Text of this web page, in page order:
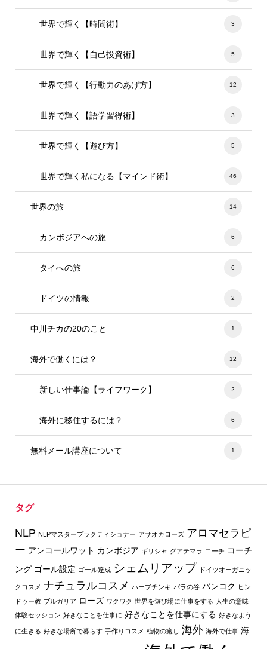
世界で輝く【時間術】 3
世界で輝く【自己投資術】 5
世界で輝く【行動力のあげ方】 12
世界で輝く【語学習得術】 3
世界で輝く【遊び方】 5
世界で輝く私になる【マインド術】 46
世界の旅 14
カンボジアへの旅 6
タイへの旅 6
ドイツの情報 2
中川チカの20のこと 1
海外で働くには？ 12
新しい仕事論【ライフワーク】 2
海外に移住するには？ 6
無料メール講座について 1
タグ
NLP NLPマスタープラクティショナー アサオカローズ アロマセラピ
ー アンコールワット カンボジア ギリシャ グアテマラ コーチ コーチ
ング ゴール設定 ゴール達成 シェムリアップ ドイツオーガニッ
クコスメ ナチュラルコスメ ハーブチンキ バラの谷 バンコク
ヒン
ドゥー教 ブルガリア ローズ ワクワク 世界を遊び場に仕事をする
人生の意味
体験セッション 好きなことを仕事に 好きなことを仕事にする 好きなよう
に生きる 好きな場所で暮らす 手作りコスメ 植物の癒し 海外 海外で仕事 海